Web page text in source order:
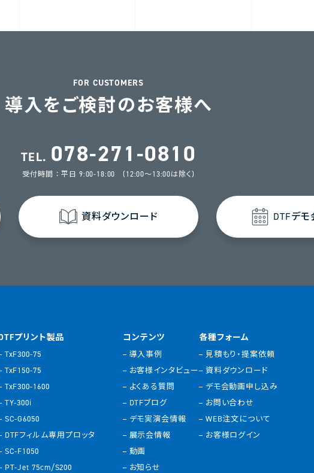
FOR CUSTOMERS
導入をご検討のお客様へ
TEL. 078-271-0810
受付時間 ： 平日 9:00-18:00 (12:00～13:00は除く)
資料ダウンロード DTFデ
プリント製品
TxF300-75
TxF150-75
TxF300-1600
TY-300i
SC-G6050
DTFフィルム専用プロッタ
SC-F1050
PT-Jet 75cm/S200
コンテンツ
導入事例
お客様インタビュー
よくある質問
DTFブログ
デモ実演会情報
展示会情報
動画
お知らせ
各種フォーム
見積もり・提案依頼
資料ダウンロード
デモ会動画申し込み
お問い合わせ
WEB注文について
お客様ログイン